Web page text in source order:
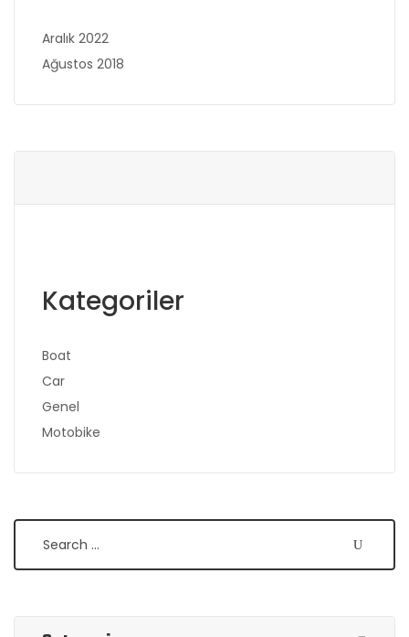
Aralık 2022
Ağustos 2018
Kategoriler
Boat
Car
Genel
Motobike